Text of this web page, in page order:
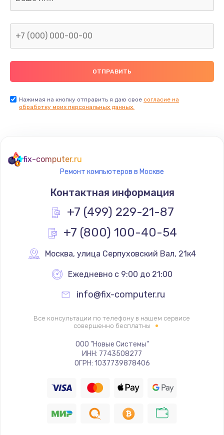
Ремонт капиллярной трубки
400 руб.
Заказать
Замена термостата
1200 руб.
Заказать
Замена реле
Замена термопредохранителя
Заказать
Замена ТЭНа
2500 руб.
1400 руб.
Нажимая на кнопку отправить я даю свое согласие на
обработку моих персональных данных.
fix-computer.ru
Ремонт компьютеров в Москве
Контактная информация
+7 (499) 229-21-87
+7 (800) 100-40-54
Москва, улица Серпуховский Вал, 21к4
Ежедневно с 9:00 до 21:00
info@fix-computer.ru
Все консультации по телефону в нашем сервисе
совершенно бесплатны
ООО "Новые Системы"
ИНН: 7743508277
ОГРН: 1037739878406